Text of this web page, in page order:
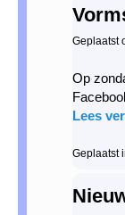
Geplaatst
Op
Lees
Geplaatst